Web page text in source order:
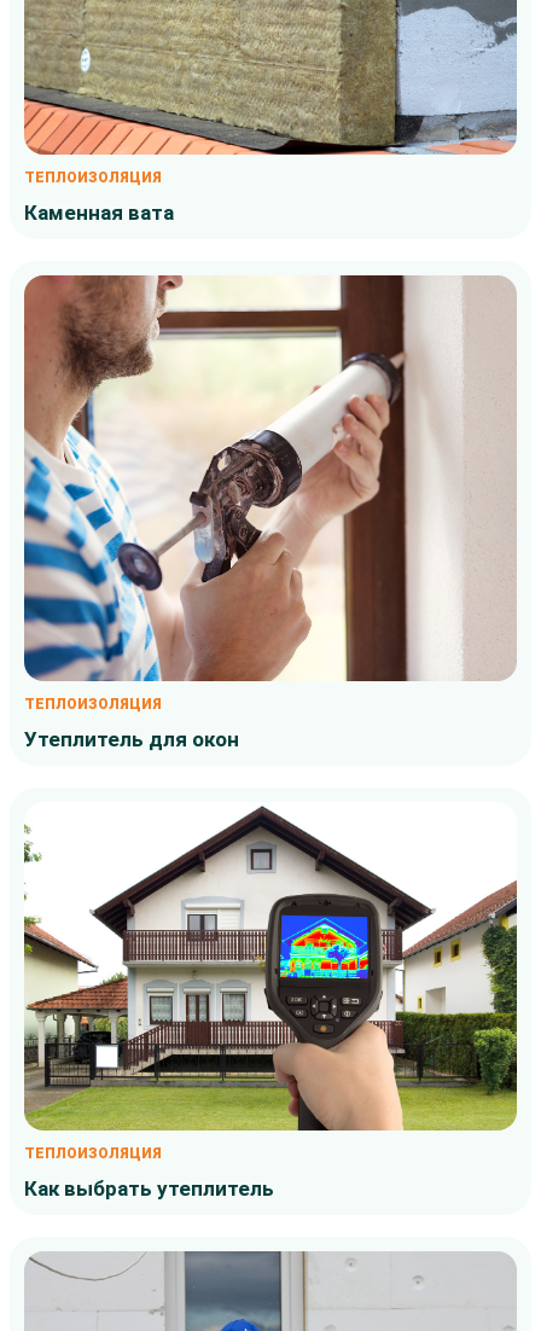
ТЕПЛОИЗОЛЯЦИЯ
Каменная вата
ТЕПЛОИЗОЛЯЦИЯ
Утеплитель для окон
ТЕПЛОИЗОЛЯЦИЯ
Как выбрать утеплитель